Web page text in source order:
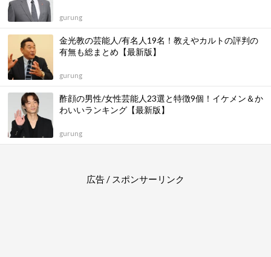
gurung
金光教の芸能人/有名人19名！教えやカルトの評判の
有無も総まとめ【最新版】
gurung
酢顔の男性/女性芸能人23選と特徴9個！イケメン＆か
わいいランキング【最新版】
gurung
広告 / スポンサーリンク